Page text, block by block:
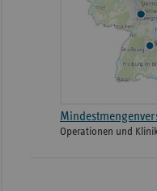
Operationen und